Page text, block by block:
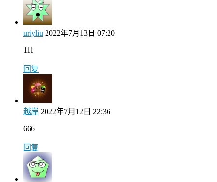
uriyliu 2022年7月13日 07:20
111
回复
越岸 2022年7月12日 22:36
666
回复